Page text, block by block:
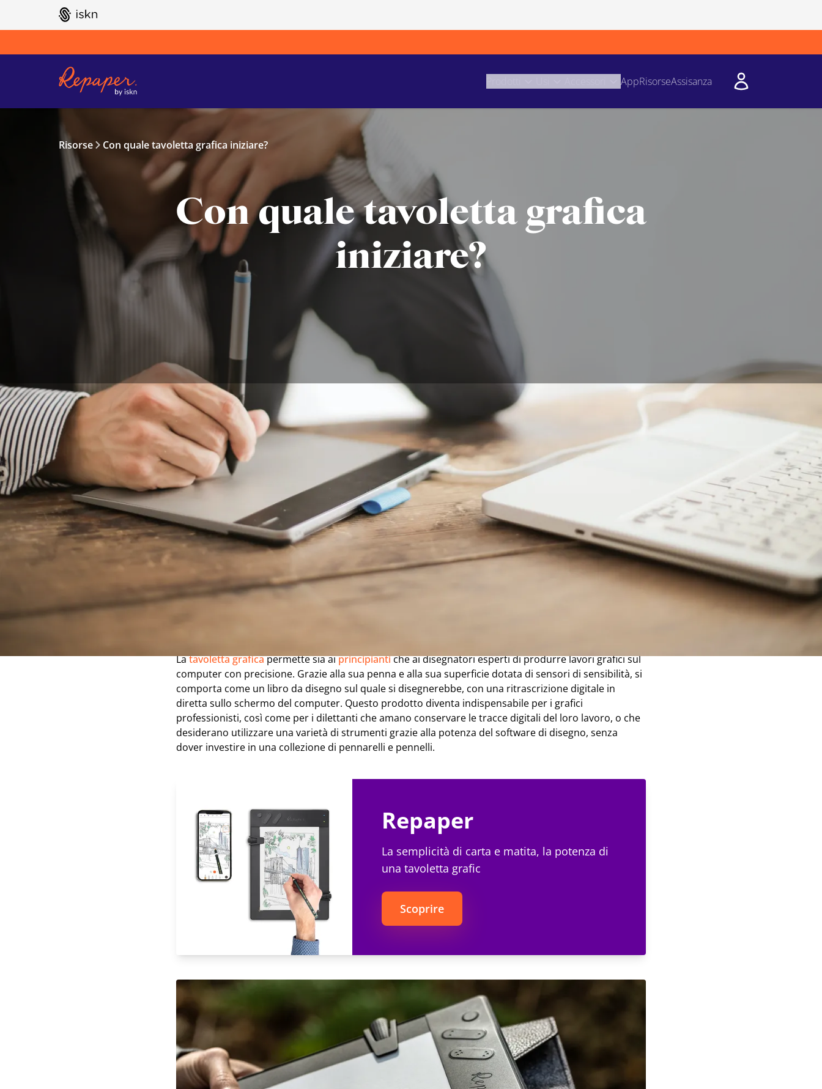
GO TO ISKN HOME
AppRisorseAssisanza
Risorse Con quale tavoletta grafica iniziare?
Con quale tavoletta grafica
iniziare?
ISKN Repaper, Wacom, Gaomon, X Pen, iPad o anche marche sconosciute, la gamma di tavolette
grafiche non è mai stata così ampia. Devo scegliere tra un tablet da 8", 10" o 13"? Con quale
risoluzione dello schermo? Con o senza schermo? Quanti pulsanti e tasti? Bluetooth o USB? Come
principiante, ci si può perdere rapidamente. Qui vi diamo alcune chiavi per capire quali parametri
prendere in considerazione, in modo che possiate farvi la vostra opinione e selezionare il miglior
Premessa: cos'è una tavoletta grafica?
A che cosa serve?
Latavoletta graficapermette sia aiprincipiantiche ai disegnatori esperti di produrre lavori grafici sul
computer con precisione. Grazie alla sua penna e alla sua superficie dotata di sensori di sensibilità, si
comporta come un libro da disegno sul quale si disegnerebbe, con una ritrascrizione digitale in
diretta sullo schermo del computer. Questo prodotto diventa indispensabile per i grafici
professionisti, così come per i dilettanti che amano conservare le tracce digitali del loro lavoro, o che
desiderano utilizzare una varietà di strumenti grazie alla potenza del software di disegno, senza
dover investire in una collezione di pennarelli e pennelli.
Repaper
La semplicità di carta e matita, la potenza di
una tavoletta grafic
Scoprire